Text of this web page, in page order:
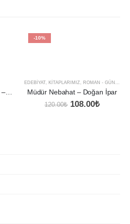
-10%
EDEBIYAT KITAPLARIMIZ ROMAN - GÜNÜMÜZ
Müdür Nebahat – Doğan İpar
120.00₺ Orijinal
108.00₺Şu